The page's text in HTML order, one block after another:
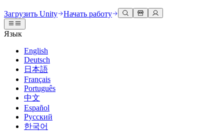
Движок Unity
Создавайте 2D и 3D игры для любой платформы
Совместная работа
Сотрудничайте и быстро вносите изменения с вашей командой
Загрузить Unity
Тарифы и цены
Развертывание
Многоплатформенность
3D сотрудничество
Создавайте и просматривайте 3D проекты в реальном времени
Иммерсивное обучение
Обучение в иммерсивных средах
Пользовательские опыты
Создавайте интерактивные 3D опыты
Отрасли
Производство
Документация
Инструменты для разработчиков
Версии релизов и трекер проблем
План развития
Обзор предстоящих функций
Глоссарий
Обсуждения
События
Глобальные и местные события
Истории сообщества
Made with Unity
Показ Unity-креаторов
Unity Learn
Освойте навыки Unity бесплатно
Профессиональное обучение
Повышайте уровень своей команды с тренерами Unity
Не использовали Unity раньше
С чего начать
Приступите к обучению
Основные пути Unity
Получить помощь
Помогаем вам добиться успеха с Unity
Планы успеха
Достигайте своих целей быстрее с помощью экспертов
FAQ
Ответы на часто задаваемые вопросы
Связаться с нами
Свяжитесь с нашей командой
Загрузить Unity Начать работу
Язык
English
Deutsch
日本語
Français
Português
中文
Español
Русский
한국어